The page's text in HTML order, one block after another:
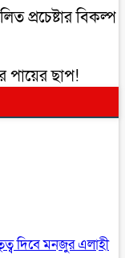
প্রচেষ্টার বিকল্প
পায়ের ছাপ!
দিবে মনজুর এলাহী